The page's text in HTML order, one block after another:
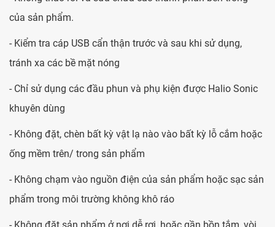
của sản phẩm.
- Kiểm tra cáp USB cẩn thận trước và sau khi sử dụng,
tránh xa các bề mặt nóng
- Chỉ sử dụng các đầu phun và phụ kiện được Halio Sonic
khuyên dùng
- Không đặt, chèn bất kỳ vật lạ nào vào bất kỳ lỗ cắm hoặc
ống mềm trên/ trong sản phẩm
- Không chạm vào nguồn điện của sản phẩm hoặc sạc sản
phẩm trong môi trường không khô ráo